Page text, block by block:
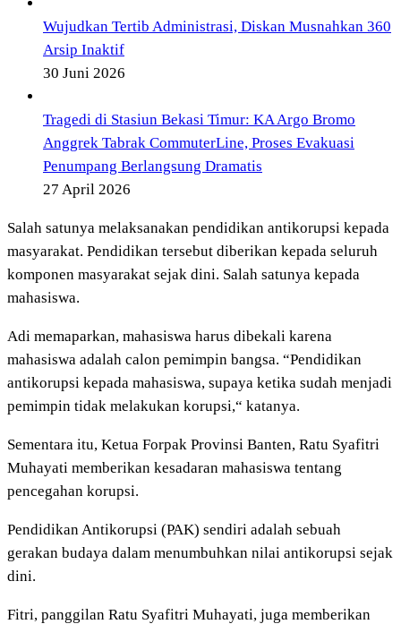
Wujudkan Tertib Administrasi, Diskan Musnahkan 360
Arsip Inaktif
30 Juni 2026
Tragedi di Stasiun Bekasi Timur: KA Argo Bromo
Anggrek Tabrak CommuterLine, Proses Evakuasi
Penumpang Berlangsung Dramatis
27 April 2026
Salah satunya melaksanakan pendidikan antikorupsi kepada
masyarakat. Pendidikan tersebut diberikan kepada seluruh
komponen masyarakat sejak dini. Salah satunya kepada
mahasiswa.
Adi memaparkan, mahasiswa harus dibekali karena
mahasiswa adalah calon pemimpin bangsa. “Pendidikan
antikorupsi kepada mahasiswa, supaya ketika sudah menjadi
pemimpin tidak melakukan korupsi,“ katanya.
Sementara itu, Ketua Forpak Provinsi Banten, Ratu Syafitri
Muhayati memberikan kesadaran mahasiswa tentang
pencegahan korupsi.
Pendidikan Antikorupsi (PAK) sendiri adalah sebuah
gerakan budaya dalam menumbuhkan nilai antikorupsi sejak
dini.
Fitri, panggilan Ratu Syafitri Muhayati, juga memberikan